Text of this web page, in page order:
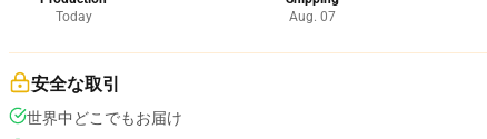
Today
Aug. 07
安全な取引
世界中どこでもお届け